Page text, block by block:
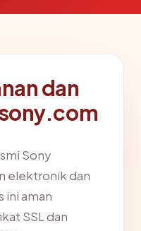
dan
Sony
elektronik dan
ini aman
SSL dan